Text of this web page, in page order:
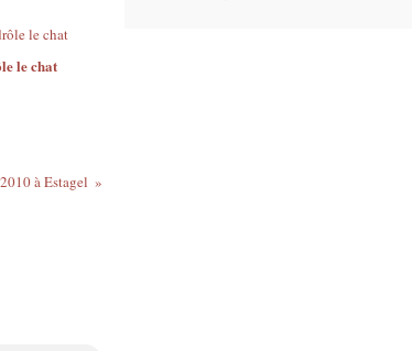
le chat
à Estagel